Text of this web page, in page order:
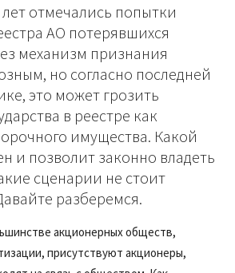
отмечались попытки
АО потерявшихся
механизм признания
но согласно последней
это может грозить
в реестре как
имущества. Какой
и позволит законно владеть
сценарии не стоит
разберемся.
акционерных обществ,
присутствуют акционеры,